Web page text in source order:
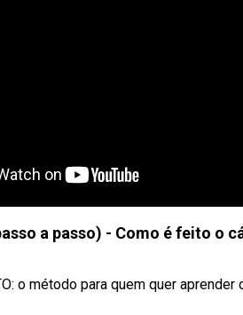
a passo) - Como é feito o
o método para quem quer